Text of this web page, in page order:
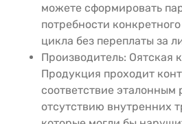
можете сформировать
потребности
цикла без переплаты за
Производитель: Оятская
Продукция проходит
соответствие эталонным
отсутствию внутренних